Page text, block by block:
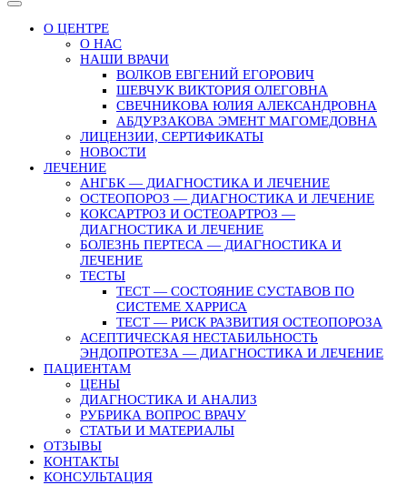
О ЦЕНТРЕ
О НАС
НАШИ ВРАЧИ
ВОЛКОВ ЕВГЕНИЙ ЕГОРОВИЧ
ШЕВЧУК ВИКТОРИЯ ОЛЕГОВНА
СВЕЧНИКОВА ЮЛИЯ АЛЕКСАНДРОВНА
АБДУРЗАКОВА ЭМЕНТ МАГОМЕДОВНА
ЛИЦЕНЗИИ, СЕРТИФИКАТЫ
НОВОСТИ
ЛЕЧЕНИЕ
АНГБК — ДИАГНОСТИКА И ЛЕЧЕНИЕ
ОСТЕОПОРОЗ — ДИАГНОСТИКА И ЛЕЧЕНИЕ
КОКСАРТРОЗ И ОСТЕОАРТРОЗ —
ДИАГНОСТИКА И ЛЕЧЕНИЕ
БОЛЕЗНЬ ПЕРТЕСА — ДИАГНОСТИКА И
ЛЕЧЕНИЕ
ТЕСТЫ
ТЕСТ — СОСТОЯНИЕ СУСТАВОВ ПО
СИСТЕМЕ ХАРРИСА
ТЕСТ — РИСК РАЗВИТИЯ ОСТЕОПОРОЗА
АСЕПТИЧЕСКАЯ НЕСТАБИЛЬНОСТЬ
ЭНДОПРОТЕЗА — ДИАГНОСТИКА И ЛЕЧЕНИЕ
ПАЦИЕНТАМ
ЦЕНЫ
ДИАГНОСТИКА И АНАЛИЗ
РУБРИКА ВОПРОС ВРАЧУ
СТАТЬИ И МАТЕРИАЛЫ
ОТЗЫВЫ
КОНТАКТЫ
КОНСУЛЬТАЦИЯ